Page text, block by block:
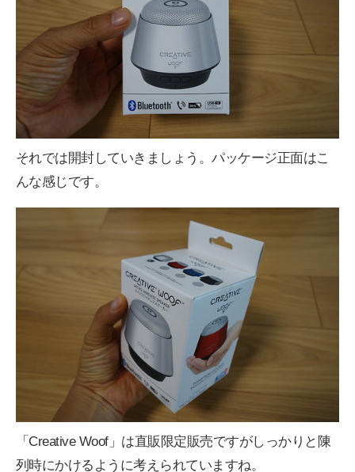
それでは開封していきましょう。パッケージ正面はこ
んな感じです。
「Creative Woof」は直販限定販売ですがしっかりと陳
列時にかけるように考えられていますね。